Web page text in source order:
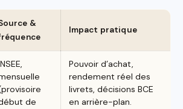
&
Impact pratique
de
Pouvoir d’achat,
rendement réel des
livrets, décisions BCE
en arrière-plan.